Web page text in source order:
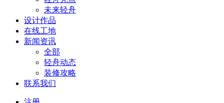
未来轻舟
设计作品
在线工地
新闻资讯
全部
轻舟动态
装修攻略
联系我们